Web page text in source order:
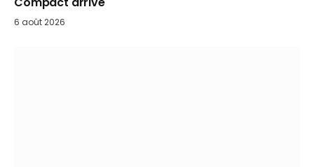
6 août 2026